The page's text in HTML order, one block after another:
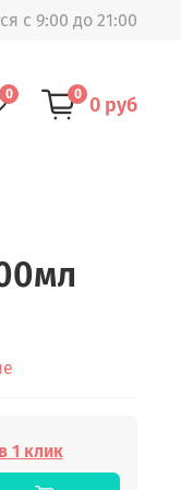
с 9:00 до 21:00
0 0 0 руб
1 клик